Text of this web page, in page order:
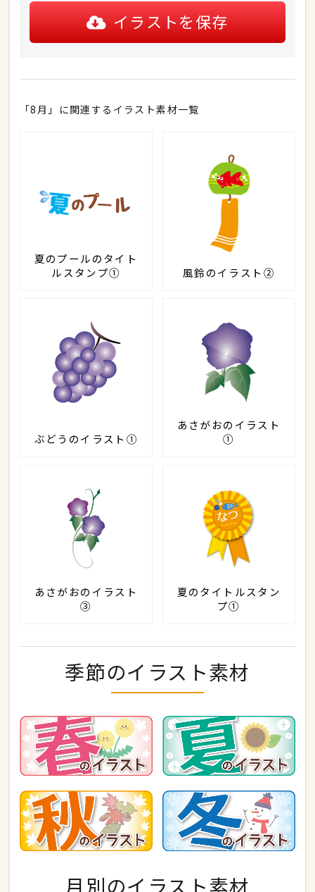
イラストを保存
「8月」に関連するイラスト素材一覧
夏のプールのタイト
ルスタンプ①
風鈴のイラスト②
ぶどうのイラスト①
あさがおのイラスト
①
あさがおのイラスト
③
夏のタイトルスタン
プ①
季節のイラスト素材
月別のイラスト素材